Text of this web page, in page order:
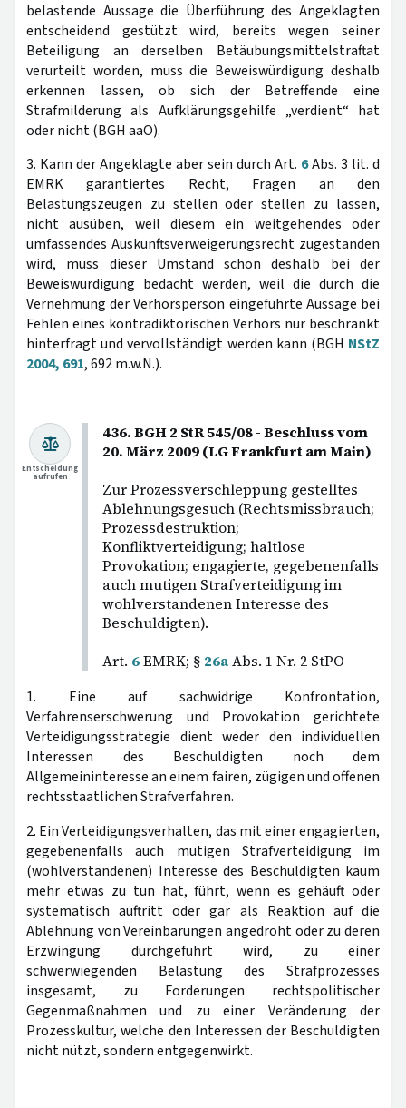
belastende Aussage die Überführung des Angeklagten
entscheidend gestützt wird, bereits wegen seiner
Beteiligung an derselben Betäubungsmittelstraftat
verurteilt worden, muss die Beweiswürdigung deshalb
erkennen lassen, ob sich der Betreffende eine
Strafmilderung als Aufklärungsgehilfe „verdient“ hat
oder nicht (BGH aaO).
3. Kann der Angeklagte aber sein durch Art. 6Abs. 3 lit. d
EMRK garantiertes Recht, Fragen an den
Belastungszeugen zu stellen oder stellen zu lassen,
nicht ausüben, weil diesem ein weitgehendes oder
umfassendes Auskunftsverweigerungsrecht zugestanden
wird, muss dieser Umstand schon deshalb bei der
Beweiswürdigung bedacht werden, weil die durch die
Vernehmung der Verhörsperson eingeführte Aussage bei
Fehlen eines kontradiktorischen Verhörs nur beschränkt
hinterfragt und vervollständigt werden kann (BGH NStZ
2004, 691, 692 m.w.N.).
436. BGH 2 StR 545/08 - Beschluss vom
20. März 2009 (LG Frankfurt am Main)
Zur Prozessverschleppung gestelltes
Ablehnungsgesuch (Rechtsmissbrauch;
Prozessdestruktion;
Konfliktverteidigung; haltlose
Provokation; engagierte, gegebenenfalls
auch mutigen Strafverteidigung im
wohlverstandenen Interesse des
Beschuldigten).
Art. 6EMRK; § 26aAbs. 1 Nr. 2 StPO
Entscheidung
aufrufen
1. Eine auf sachwidrige Konfrontation,
Verfahrenserschwerung und Provokation gerichtete
Verteidigungsstrategie dient weder den individuellen
Interessen des Beschuldigten noch dem
Allgemeininteresse an einem fairen, zügigen und offenen
rechtsstaatlichen Strafverfahren.
2. Ein Verteidigungsverhalten, das mit einer engagierten,
gegebenenfalls auch mutigen Strafverteidigung im
(wohlverstandenen) Interesse des Beschuldigten kaum
mehr etwas zu tun hat, führt, wenn es gehäuft oder
systematisch auftritt oder gar als Reaktion auf die
Ablehnung von Vereinbarungen angedroht oder zu deren
Erzwingung durchgeführt wird, zu einer
schwerwiegenden Belastung des Strafprozesses
insgesamt, zu Forderungen rechtspolitischer
Gegenmaßnahmen und zu einer Veränderung der
Prozesskultur, welche den Interessen der Beschuldigten
nicht nützt, sondern entgegenwirkt.